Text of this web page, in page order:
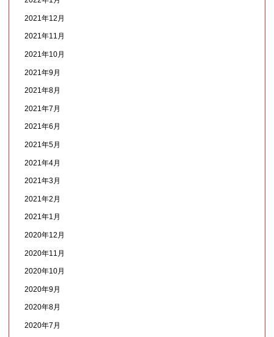
2021年12月
2021年11月
2021年10月
2021年9月
2021年8月
2021年7月
2021年6月
2021年5月
2021年4月
2021年3月
2021年2月
2021年1月
2020年12月
2020年11月
2020年10月
2020年9月
2020年8月
2020年7月